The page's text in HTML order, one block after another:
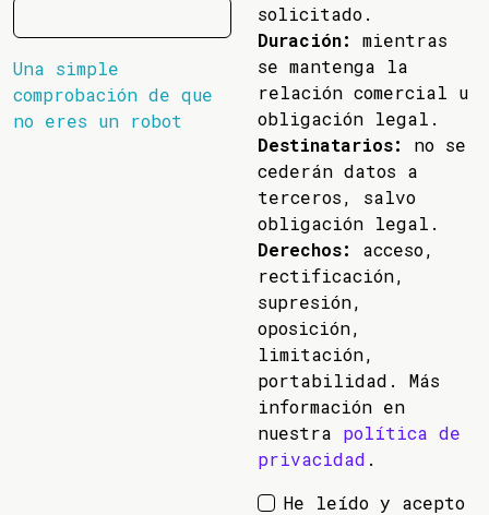
Una simple
comprobación de que
no eres un robot
solicitado.
Duración:
mientras
se mantenga la
relación comercial u
obligación legal.
Destinatarios:
no se
cederán datos a
terceros, salvo
obligación legal.
Derechos:
acceso,
rectificación,
supresión,
oposición,
limitación,
portabilidad. Más
información en
nuestra política de
privacidad .
He leído y acepto